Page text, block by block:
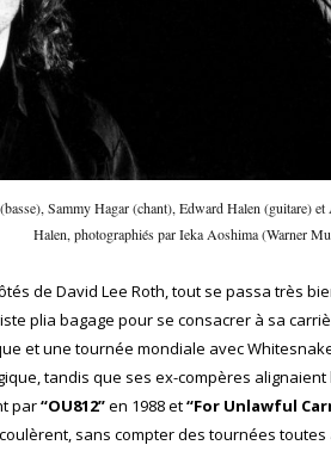
Sammy Hagar (chant), Edward Halen (guitare)
Halen, photographiés par Ieka Aoshima (Warner
de David Lee Roth, tout se passa très
plia bagage pour se consacrer à sa
et une tournée mondiale avec
tandis que ses ex-compères alignaient
par“OU812”en 1988 et“For Unlawful
sans compter des tournées toutes